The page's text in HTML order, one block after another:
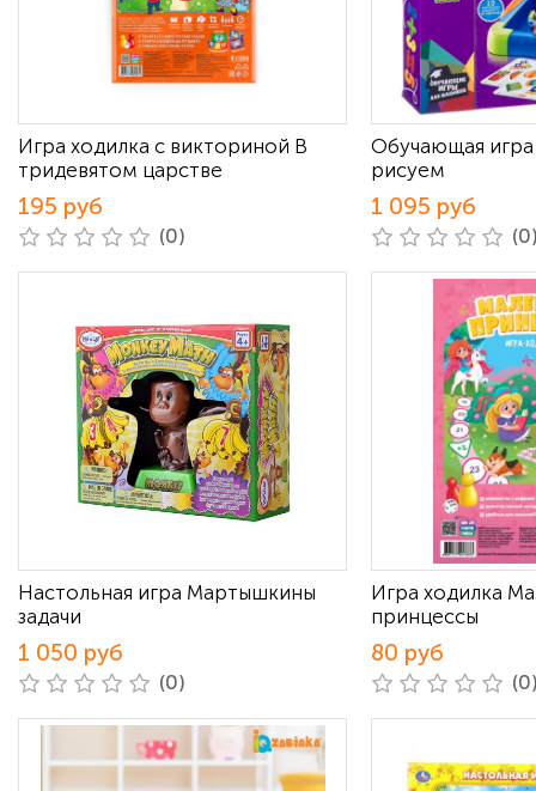
Игра ходилка с викториной В
тридевятом царстве
195 руб
(0)
Обучающая
рисуем
1 095 руб
Настольная игра Мартышкины
задачи
1 050 руб
(0)
Игра ходилка
принцессы
80 руб